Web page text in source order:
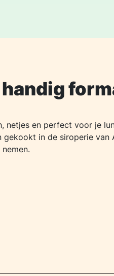
netjes en perfect voor je
gekookt in de siroperie van